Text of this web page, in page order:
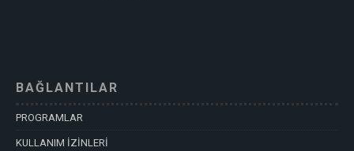
BAĞLANTILAR
PROGRAMLAR
KULLANIM İZİNLERİ